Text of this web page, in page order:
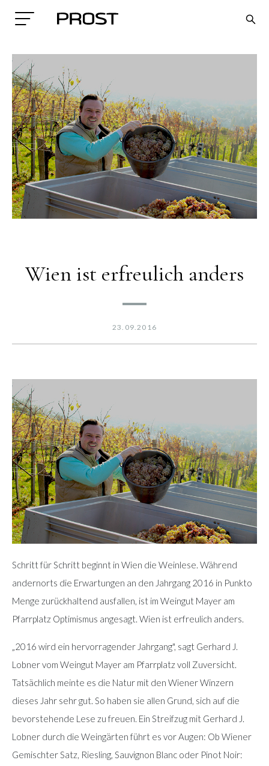
Search
Wien ist erfreulich anders
23.09.2016
Schritt für Schritt beginnt in Wien die Weinlese. Während
andernorts die Erwartungen an den Jahrgang 2016 in Punkto
Menge zurückhaltend ausfallen, ist im Weingut Mayer am
Pfarrplatz Optimismus angesagt. Wien ist erfreulich anders.
„2016 wird ein hervorragender Jahrgang", sagt Gerhard J.
Lobner vom Weingut Mayer am Pfarrplatz voll Zuversicht.
Tatsächlich meinte es die Natur mit den Wiener Winzern
dieses Jahr sehr gut. So haben sie allen Grund, sich auf die
bevorstehende Lese zu freuen. Ein Streifzug mit Gerhard J.
Lobner durch die Weingärten führt es vor Augen: Ob Wiener
Gemischter Satz, Riesling, Sauvignon Blanc oder Pinot Noir: